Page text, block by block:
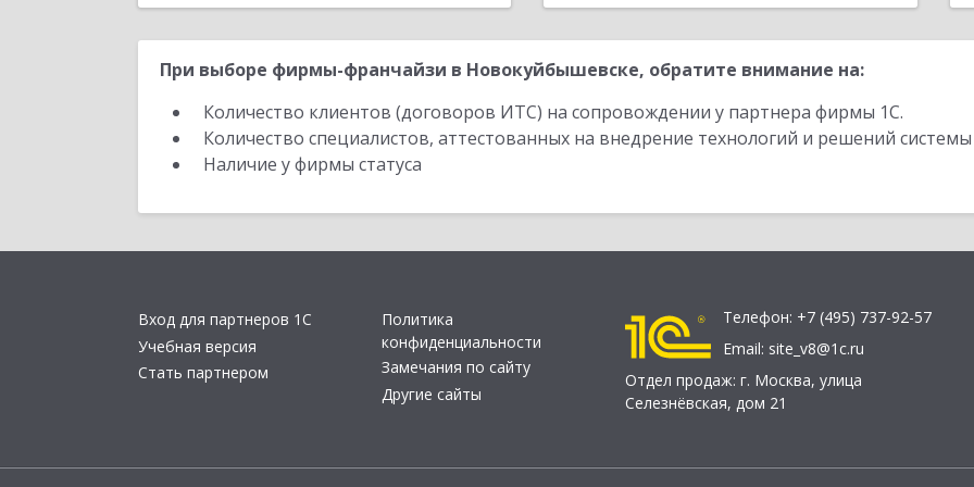
При выборе фирмы-франчайзи в Новокуйбышевске, обратите внимание на:
Количество клиентов (договоров ИТС) на сопровождении у партнера фирмы 1С.
Количество специалистов, аттестованных на внедрение технологий и решений
Наличие у фирмы статуса
Вход для партнеров 1С
Учебная версия
Стать партнером
Политика
конфиденциальности
Замечания по сайту
Другие сайты
Телефон: +7 (495) 737-92-57
Email: site_v8@1c.ru
Отдел продаж: г. Москва, улица
Селезнёвская, дом 21